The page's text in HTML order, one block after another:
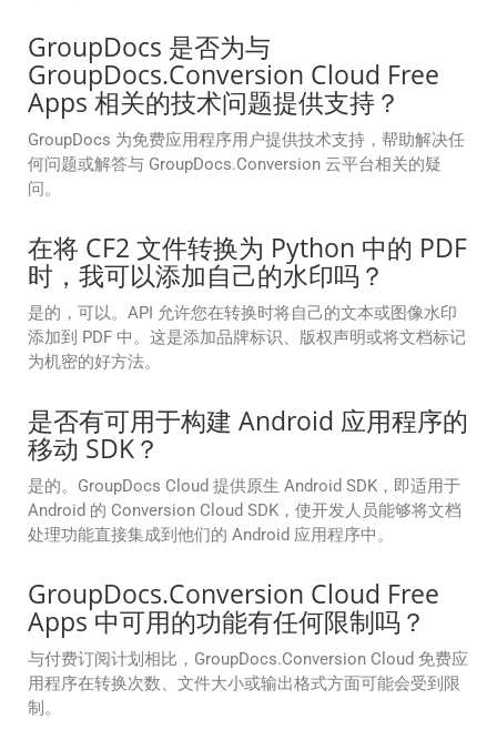
GroupDocs 是否为与
GroupDocs.Conversion Cloud Free
Apps 相关的技术问题提供支持？
GroupDocs 为免费应用程序用户提供技术支持，帮助解决任
何问题或解答与 GroupDocs.Conversion 云平台相关的疑
问。
在将 CF2 文件转换为 Python 中的 PDF
时，我可以添加自己的水印吗？
是的，可以。API 允许您在转换时将自己的文本或图像水印
添加到 PDF 中。这是添加品牌标识、版权声明或将文档标记
为机密的好方法。
是否有可用于构建 Android 应用程序的
移动 SDK？
是的。GroupDocs Cloud 提供原生 Android SDK，即适用于
Android 的 Conversion Cloud SDK，使开发人员能够将文档
处理功能直接集成到他们的 Android 应用程序中。
GroupDocs.Conversion Cloud Free
Apps 中可用的功能有任何限制吗？
与付费订阅计划相比，GroupDocs.Conversion Cloud 免费应
用程序在转换次数、文件大小或输出格式方面可能会受到限
制。